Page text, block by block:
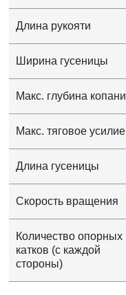
Длина рукояти
Ширина гусеницы
Макс. глубина
Макс. тяговое усилие
Длина гусеницы
Скорость вращения
Количество опорных
катков (с каждой
стороны)